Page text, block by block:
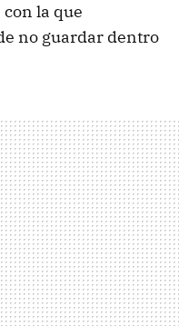
la que
no guardar dentro